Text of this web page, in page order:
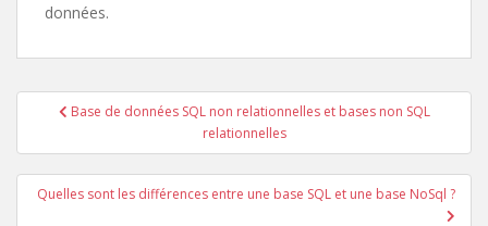
données.
Navigation
l’article
Base de données SQL non relationnelles et bases non SQL
relationnelles
Quelles sont les différences entre une base SQL et une base NoSql ?